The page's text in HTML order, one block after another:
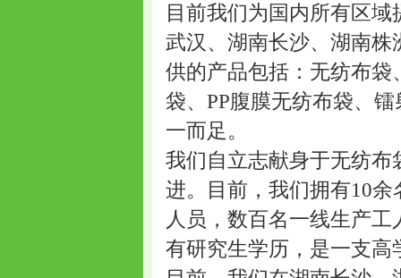
目前我们为国内所有区
武汉、湖南长沙、湖南
供的产品包括：无纺布
袋、PP腹膜无纺布袋、
一而足。
我们自立志献身于无纺
进。目前，我们拥有10
人员，数百名一线生产
有研究生学历，是一支